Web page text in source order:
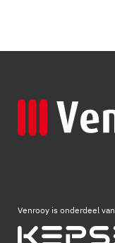
Venrooy is onderdeel van